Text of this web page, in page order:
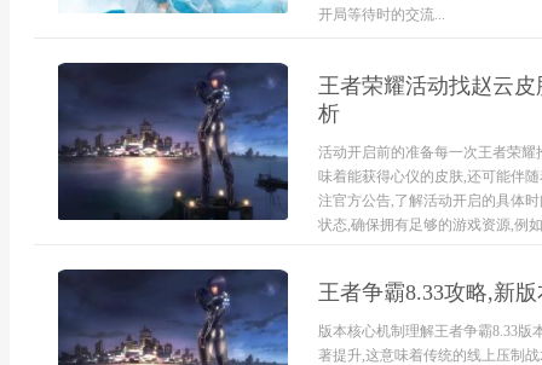
开局等待时的交流...
王者荣耀活动找赵云
析
活动开启前的准备每一次王者荣
味着能获得心仪的皮肤,还可能伴
注官方公告,了解活动开启的具体
状态,确保拥有足够的游戏资源,例
王者争霸8.33攻略,新
版本核心机制理解王者争霸8.33
著提升,这意味着传统的线上压制